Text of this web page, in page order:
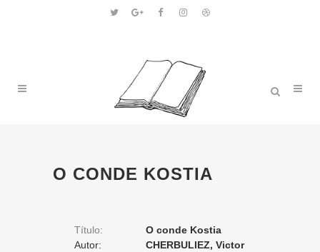
O CONDE KOSTIA
Título:
O conde Kostia
Autor:
CHERBULIEZ, Victor